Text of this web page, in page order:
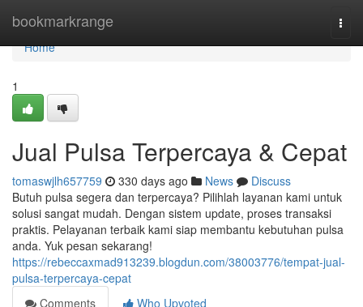
bookmarkrange
Home
Home
1
Jual Pulsa Terpercaya & Cepat
tomaswjlh657759 330 days ago News
Discuss
Butuh pulsa segera dan terpercaya? Pilihlah layanan kami untuk
solusi sangat mudah. Dengan sistem update, proses transaksi
praktis. Pelayanan terbaik kami siap membantu kebutuhan pulsa
anda. Yuk pesan sekarang!
https://rebeccaxmad913239.blogdun.com/38003776/tempat-jual-
pulsa-terpercaya-cepat
Comments
Who Upvoted